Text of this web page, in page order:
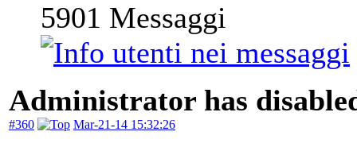
5901 Messaggi
Administrator has
#360 Mar-21-14 15:32:26